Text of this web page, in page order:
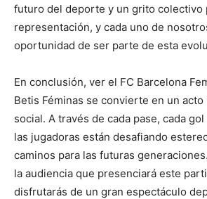
futuro del deporte y un grito colectivo
representación, y cada uno de
oportunidad de ser parte de esta
En conclusión, ver el FC Barcelona
Betis Féminas se convierte en un
social. A través de cada pase, cada
las jugadoras están desafiando
caminos para las futuras
la audiencia que presenciará este
disfrutarás de un gran espectáculo